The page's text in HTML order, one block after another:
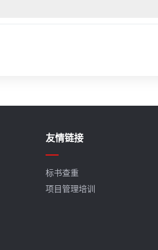
友情链接
标书查重
项目管理培训